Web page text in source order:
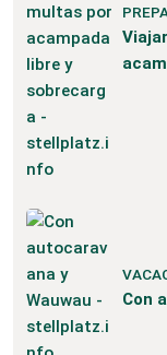
Con